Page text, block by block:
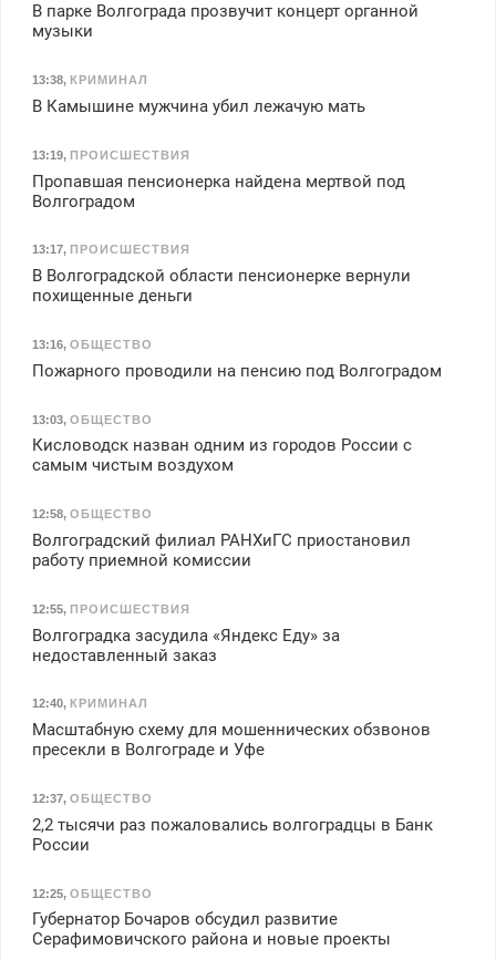
В парке Волгограда прозвучит концерт органной
музыки
13:38, КРИМИНАЛ
В Камышине мужчина убил лежачую мать
13:19, ПРОИСШЕСТВИЯ
Пропавшая пенсионерка найдена мертвой под
Волгоградом
13:17, ПРОИСШЕСТВИЯ
В Волгоградской области пенсионерке вернули
похищенные деньги
13:16, ОБЩЕСТВО
Пожарного проводили на пенсию под Волгоградом
13:03, ОБЩЕСТВО
Кисловодск назван одним из городов России с
самым чистым воздухом
12:58, ОБЩЕСТВО
Волгоградский филиал РАНХиГС приостановил
работу приемной комиссии
12:55, ПРОИСШЕСТВИЯ
Волгоградка засудила «Яндекс Еду» за
недоставленный заказ
12:40, КРИМИНАЛ
Масштабную схему для мошеннических обзвонов
пресекли в Волгограде и Уфе
12:37, ОБЩЕСТВО
2,2 тысячи раз пожаловались волгоградцы в Банк
России
12:25, ОБЩЕСТВО
Губернатор Бочаров обсудил развитие
Серафимовичского района и новые проекты